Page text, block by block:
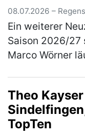
08.07.2026 –
Ein weiterer
Saison 2026/
Marco Wörner
Theo
TopTen